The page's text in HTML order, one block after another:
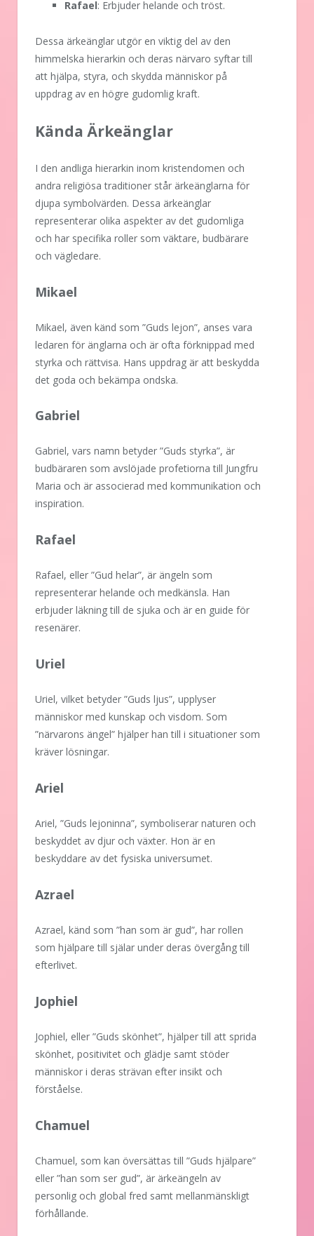
Rafael: Erbjuder helande och tröst.
Dessa ärkeänglar utgör en viktig del av den
himmelska hierarkin och deras närvaro syftar till
att hjälpa, styra, och skydda människor på
uppdrag av en högre gudomlig kraft.
Kända Ärkeänglar
I den andliga hierarkin inom kristendomen och
andra religiösa traditioner står ärkeänglarna för
djupa symbolvärden. Dessa ärkeänglar
representerar olika aspekter av det gudomliga
och har specifika roller som väktare, budbärare
och vägledare.
Mikael
Mikael, även känd som ”Guds lejon”, anses vara
ledaren för änglarna och är ofta förknippad med
styrka och rättvisa. Hans uppdrag är att beskydda
det goda och bekämpa ondska.
Gabriel
Gabriel, vars namn betyder ”Guds styrka”, är
budbäraren som avslöjade profetiorna till Jungfru
Maria och är associerad med kommunikation och
inspiration.
Rafael
Rafael, eller ”Gud helar”, är ängeln som
representerar helande och medkänsla. Han
erbjuder läkning till de sjuka och är en guide för
resenärer.
Uriel
Uriel, vilket betyder ”Guds ljus”, upplyser
människor med kunskap och visdom. Som
”närvarons ängel” hjälper han till i situationer som
kräver lösningar.
Ariel
Ariel, ”Guds lejoninna”, symboliserar naturen och
beskyddet av djur och växter. Hon är en
beskyddare av det fysiska universumet.
Azrael
Azrael, känd som ”han som är gud”, har rollen
som hjälpare till själar under deras övergång till
efterlivet.
Jophiel
Jophiel, eller ”Guds skönhet”, hjälper till att sprida
skönhet, positivitet och glädje samt stöder
människor i deras strävan efter insikt och
förståelse.
Chamuel
Chamuel, som kan översättas till ”Guds hjälpare”
eller ”han som ser gud”, är ärkeängeln av
personlig och global fred samt mellanmänskligt
förhållande.